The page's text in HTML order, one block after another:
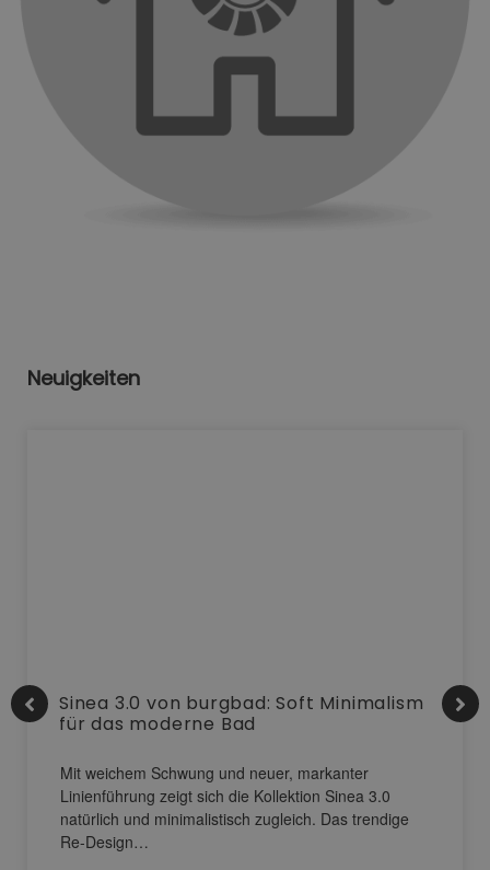
Neuigkeiten
Sinea 3.0 von burgbad: Soft Minimalism
für das moderne Bad
Mit weichem Schwung und neuer, markanter
Linienführung zeigt sich die Kollektion Sinea 3.0
natürlich und minimalistisch zugleich. Das trendige
Re-Design…